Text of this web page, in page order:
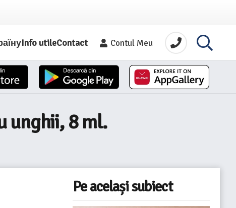
Info utileContact Contul Meu
unghii, 8 ml.
Pe același subiect